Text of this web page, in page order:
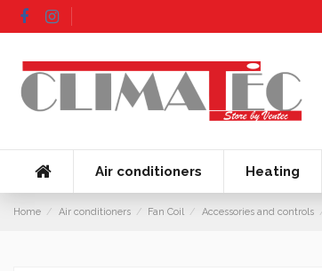
Air conditioners Heating
Home Air conditioners Fan Coil Accessories and controls